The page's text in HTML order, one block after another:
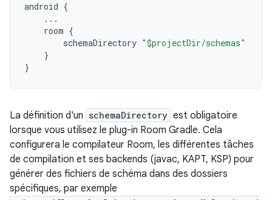
android {
...
room {
schemaDirectory "$projectDir/schemas"
}
}
La définition d'un schemaDirectory est obligatoire
lorsque vous utilisez le plug-in Room Gradle. Cela
configurera le compilateur Room, les différentes tâches
de compilation et ses backends (javac, KAPT, KSP) pour
générer des fichiers de schéma dans des dossiers
spécifiques, par exemple